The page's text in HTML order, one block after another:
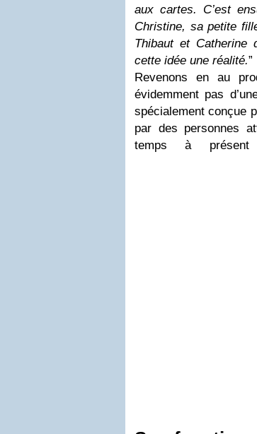
aux cartes. C’est
Christine, sa petite
Thibaut et
cette idée une réalité.”
Revenons en au
évidemment pas
spécialement conçue
par des personnes
temps à